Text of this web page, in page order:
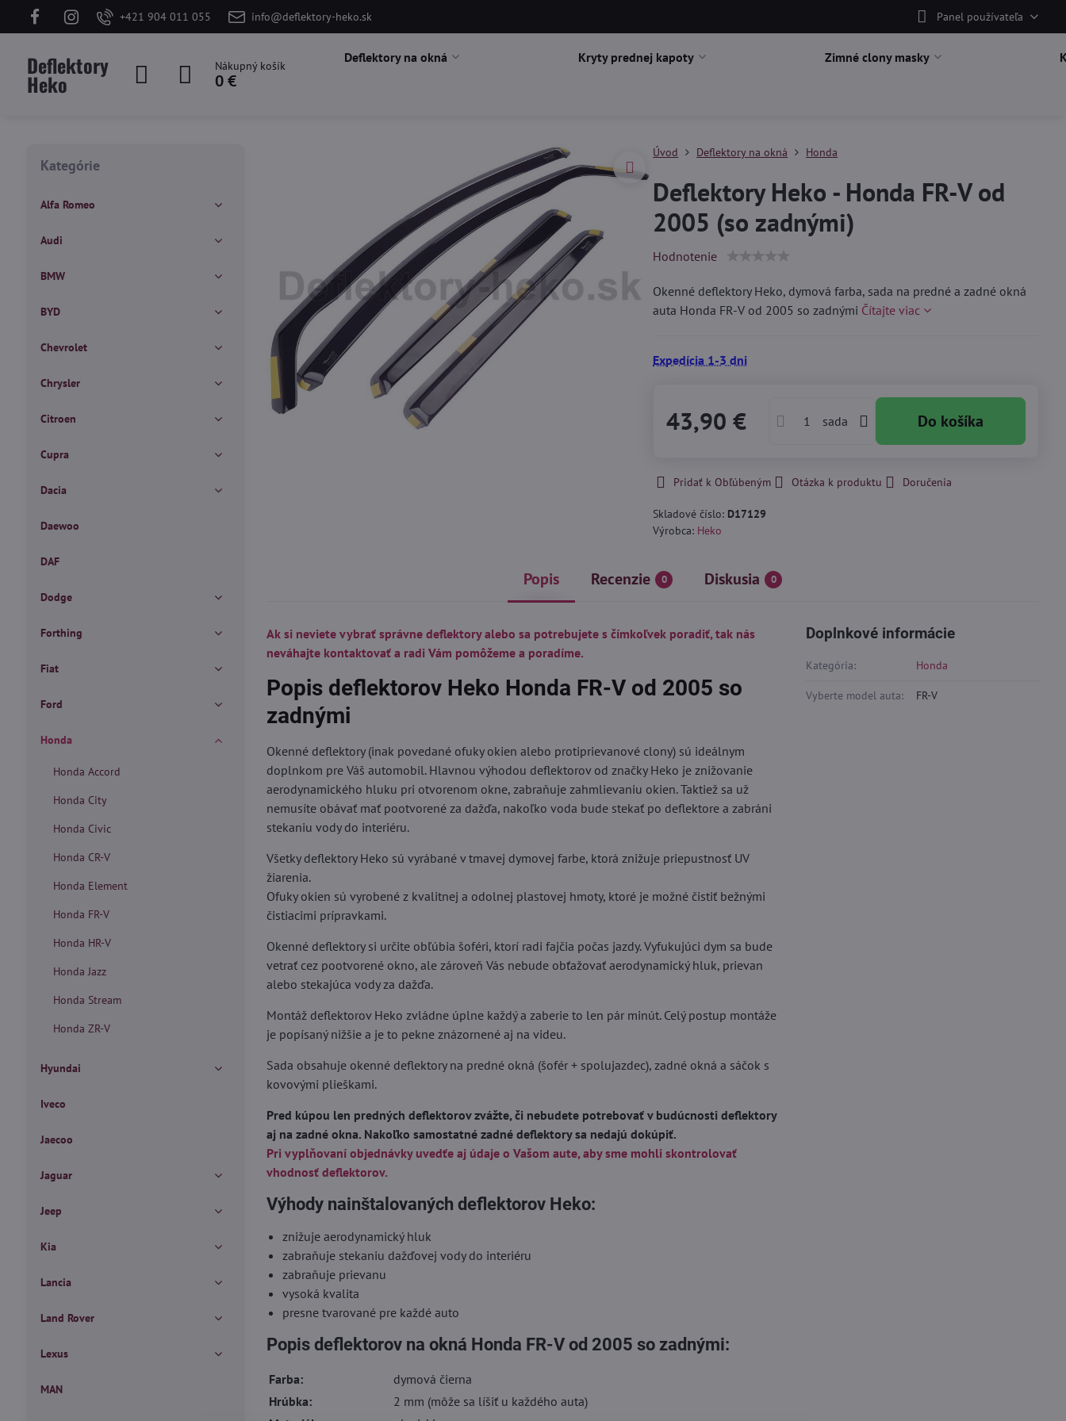
+421 904 011 055 info@deflektory-heko.sk Panel používateľa
Deflektory
Heko
Nákupný košík
0 €
Deflektory na okná Kryty prednej kapoty Zimné clony masky
Úvod Deflektory na okná Honda
Deflektory Heko - Honda FR-V od
2005 (so zadnými)
Hodnotenie
Okenné deflektory Heko, dymová farba, sada na predné a zadné okná
auta Honda FR-V od 2005 so zadnými Čítajte viac
Expedícia 1-3 dni
43,90 € sada Do košíka
Pridať k Obľúbeným Otázka k produktu Doručenia
Skladové číslo: D17129
Výrobca: Heko
Popis Recenzie 0 Diskusia 0
Ak si neviete vybrať správne deflektory alebo sa potrebujete s čímkoľvek poradiť, tak nás
neváhajte kontaktovať a radi Vám pomôžeme a poradíme.
Popis deflektorov Heko Honda FR-V od 2005 so
zadnými
Okenné deflektory (inak povedané ofuky okien alebo protiprievanové clony) sú ideálnym
doplnkom pre Váš automobil. Hlavnou výhodou deflektorov od značky Heko je znižovanie
aerodynamického hluku pri otvorenom okne, zabraňuje zahmlievaniu okien. Taktiež sa už
nemusíte obávať mať pootvorené za dažďa, nakoľko voda bude stekať po deflektore a zabráni
stekaniu vody do interiéru.
Všetky deflektory Heko sú vyrábané v tmavej dymovej farbe, ktorá znižuje priepustnosť UV
žiarenia.
Ofuky okien sú vyrobené z kvalitnej a odolnej plastovej hmoty, ktoré je možné čistiť bežnými
čistiacimi prípravkami.
Okenné deflektory si určite obľúbia šoféri, ktorí radi fajčia počas jazdy. Vyfukujúci dym sa bude
vetrať cez pootvorené okno, ale zároveň Vás nebude obťažovať aerodynamický hluk, prievan
alebo stekajúca vody za dažďa.
Montáž deflektorov Heko zvládne úplne každý a zaberie to len pár minút. Celý postup montáže
je popísaný nižšie a je to pekne znázornené aj na videu.
Sada obsahuje okenné deflektory na predné okná (šofér + spolujazdec), zadné okná a sáčok s
kovovými plieškami.
Pred kúpou len predných deflektorov zvážte, či nebudete potrebovať v budúcnosti deflektory
aj na zadné okna. Nakoľko samostatné zadné deflektory sa nedajú dokúpiť.
Pri vyplňovaní objednávky uvedťe aj údaje o Vašom aute, aby sme mohli skontrolovať
vhodnosť deflektorov.
Výhody nainštalovaných deflektorov Heko:
znižuje aerodynamický hluk
zabraňuje stekaniu dažďovej vody do interiéru
zabraňuje prievanu
vysoká kvalita
presne tvarované pre každé auto
Popis deflektorov na okná Honda FR-V od 2005 so zadnými:
Farba:
dymová čierna
Hrúbka:
2 mm (môže sa líšiť u každého auta)
Doplnkové informácie
Kategória: Honda
Vyberte model auta: FR-V
Kategórie
Alfa Romeo
Audi
BMW
BYD
Chevrolet
Chrysler
Citroen
Cupra
Dacia
Daewoo
DAF
Dodge
Forthing
Fiat
Ford
Honda
Honda Accord
Honda City
Honda Civic
Honda CR-V
Honda Element
Honda FR-V
Honda HR-V
Honda Jazz
Honda Stream
Honda ZR-V
Hyundai
Iveco
Jaecoo
Jaguar
Jeep
Kia
Lancia
Land Rover
Lexus
MAN